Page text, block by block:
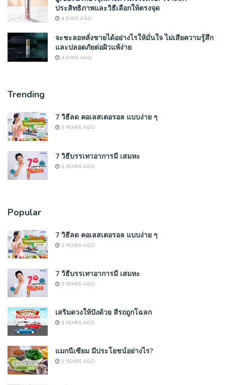
ประสิทธิภาพและวิธีเลือกให้ตรงจุด
4 DAYS AGO
จะชะลอหลั่งชายได้อย่างไรให้มั่นใจ ไม่เสียความรู้สึก
และปลอดภัยต่อผิวแพ้ง่าย
4 DAYS AGO
Trending
7 วิธีลด คอเลสเตอรอล แบบง่าย ๆ
3 YEARS AGO
7 วิธีบรรเทาอาการมี เสมหะ
3 YEARS AGO
Popular
7 วิธีลด คอเลสเตอรอล แบบง่าย ๆ
3 YEARS AGO
7 วิธีบรรเทาอาการมี เสมหะ
3 YEARS AGO
เสริมดวงให้ปังด้วย สีรถถูกโฉลก
3 YEARS AGO
แมกนีเซียม มีประโยชน์อย่างไร?
3 YEARS AGO